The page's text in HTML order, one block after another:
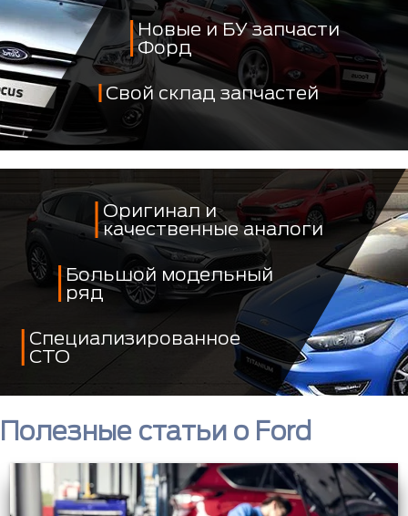
Новые и БУ запчасти
Форд
Свой склад запчастей
Оригинал и
качественные аналоги
Большой модельный
ряд
Специализированное
СТО
Полезные статьи о Ford